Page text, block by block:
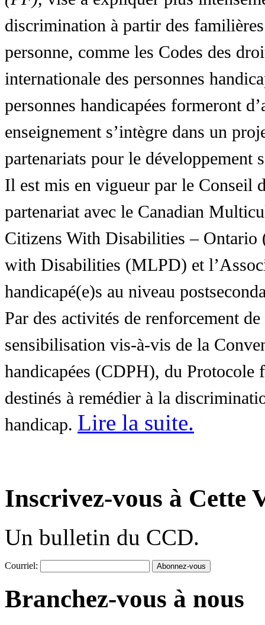
discrimination à partir des
personne, comme les Codes des
internationale des personnes
personnes handicapées formeront
enseignement s’intègre dans un
partenariats pour le développement
Il est mis en vigueur par le Conseil
partenariat avec le Canadian
Citizens With Disabilities – Ontario
with Disabilities (MLPD) et
handicapé(e)s au niveau
Par des activités de renforcement
sensibilisation vis-à-vis de la
handicapées (CDPH), du Protocole
destinés à remédier à la
handicap. Lire la suite.
Inscrivez-vous à Cette
Un bulletin du CCD.
Courriel:
Branchez-vous à nous